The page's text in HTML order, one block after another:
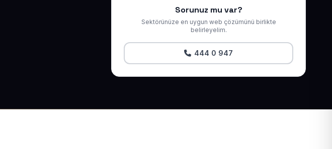
Sorunuz mu var?
Sektörünüze en uygun web çözümünü birlikte
belirleyelim.
444 0 947